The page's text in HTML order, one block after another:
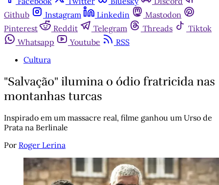
Github
Instagram Linkedin
Mastodon
Pinterest
Reddit Telegram Threads
Tiktok
Whatsapp
Youtube
RSS
Cultura
"Salvação" ilumina o ódio fratricida nas
montanhas turcas
Inspirado em um massacre real, filme ganhou um Urso de
Prata na Berlinale
Por Roger Lerina